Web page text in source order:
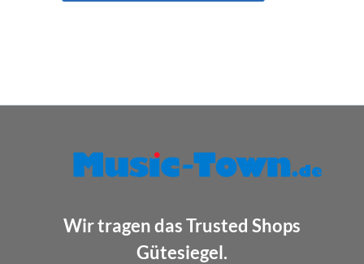
Wir tragen das Trusted Shops
Gütesiegel.